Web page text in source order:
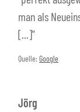
man als
[...]"
Quelle: Google
Jörg